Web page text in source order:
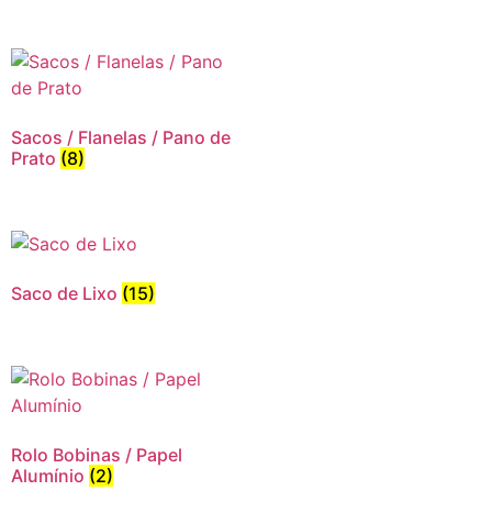
Sacos / Flanelas / Pano de
Prato (8)
Saco de Lixo (15)
Rolo Bobinas / Papel
Alumínio (2)